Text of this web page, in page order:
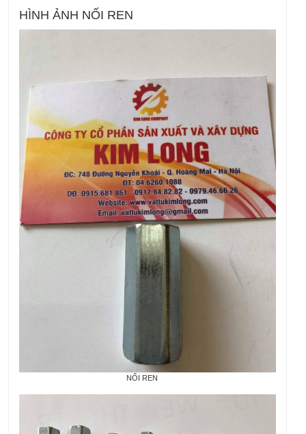
HÌNH ẢNH NỐI REN
NỐI REN